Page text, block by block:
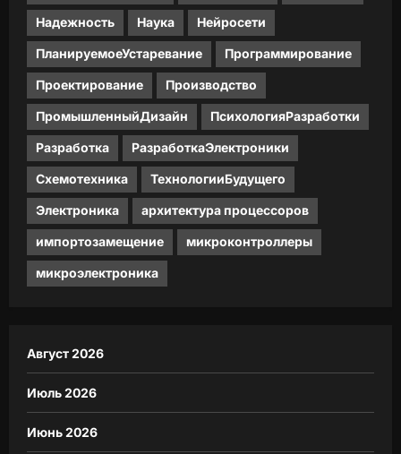
Надежность Наука Нейросети
ПланируемоеУстаревание Программирование
Проектирование Производство
ПромышленныйДизайн ПсихологияРазработки
Разработка РазработкаЭлектроники
Схемотехника ТехнологииБудущего
Электроника архитектура процессоров
импортозамещение микроконтроллеры
микроэлектроника
Август 2026
Июль 2026
Июнь 2026